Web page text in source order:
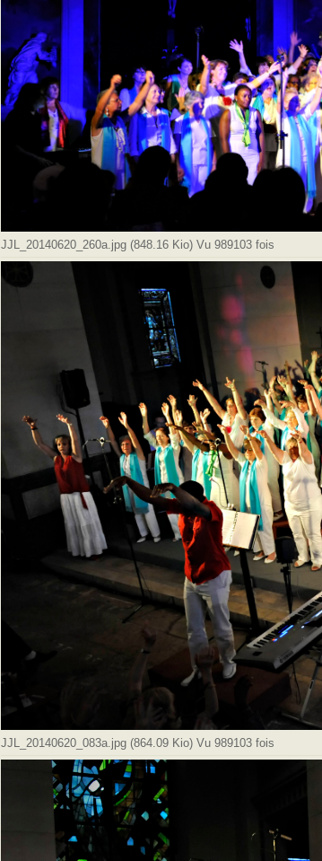
JJL_20140620_260a.jpg (848.16 Kio) Vu 989103 fois
JJL_20140620_083a.jpg (864.09 Kio) Vu 989103 fois